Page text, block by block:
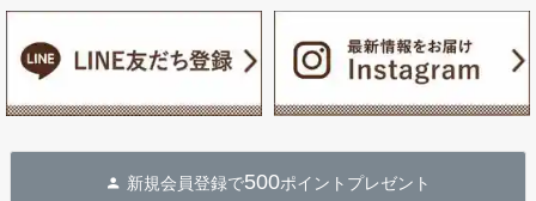
新規会員登録で500ポイントプレゼント